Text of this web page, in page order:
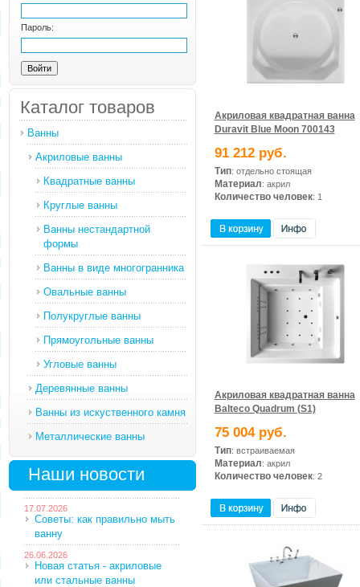
Пароль:
Каталог товаров
Ванны
Акриловые ванны
Квадратные ванны
Круглые ванны
Ванны нестандартной
формы
Ванны в виде многогранника
Овальные ванны
Полукруглые ванны
Прямоугольные ванны
Угловые ванны
Деревянные ванны
Ванны из искуственного камня
Металлические ванны
Наши новости
17.07.2026
Советы: как правильно мыть
ванну
26.06.2026
Новая статья - акриловые
или стальные ванны
Акриловая квадратная ванна
Duravit Blue Moon 700143
91 212 руб.
Тип: отдельно стоящая
Материал: акрил
Количество человек: 1
Акриловая квадратная ванна
Balteco Quadrum (S1)
75 004 руб.
Тип: встраиваемая
Материал: акрил
Количество человек: 2